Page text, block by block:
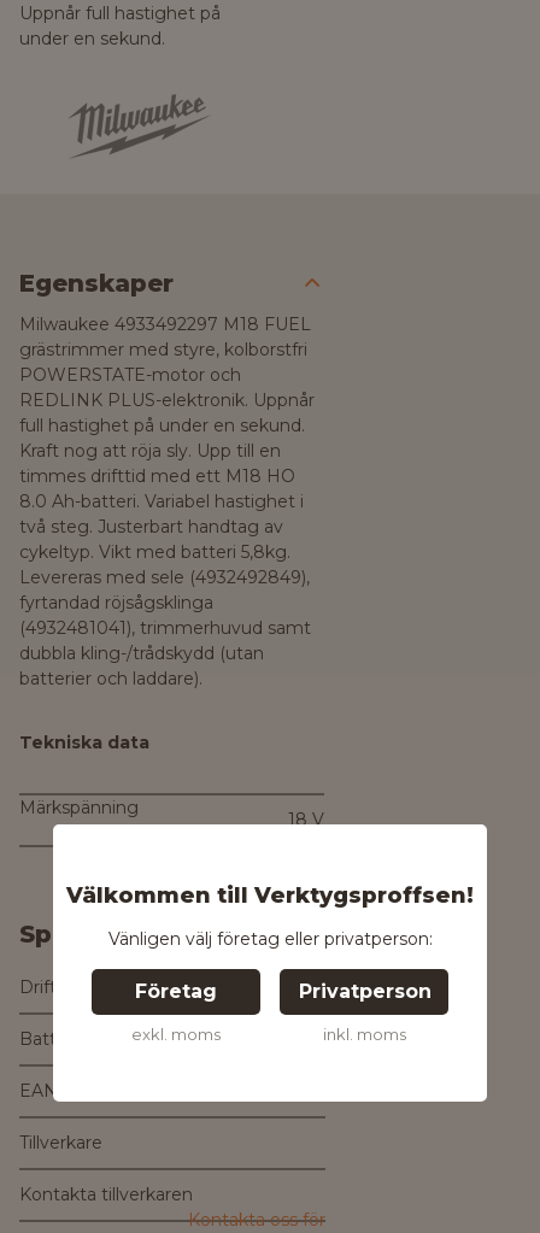
Välkommen till Verktygsproffsen!
Vänligen välj företag eller privatperson:
Företag
exkl. moms
Privatperson
inkl. moms
Uppnår full hastighet på
under en sekund.
Egenskaper
Milwaukee 4933492297 M18 FUEL
grästrimmer med styre, kolborstfri
POWERSTATE-motor och
REDLINK PLUS-elektronik. Uppnår
full hastighet på under en sekund.
Kraft nog att röja sly. Upp till en
timmes drifttid med ett M18 HO
8.0 Ah-batteri. Variabel hastighet i
två steg. Justerbart handtag av
cykeltyp. Vikt med batteri 5,8kg.
Levereras med sele (4932492849),
fyrtandad röjsågsklinga
(4932481041), trimmerhuvud samt
dubbla kling-/trådskydd (utan
batterier och laddare).
Tekniska data
Märkspänning
18 V
Specifikationer
Drifttyp Batteridriven
Batteri ingår Nej
EAN
Tillverkare
Kontakta tillverkaren
Kontakta oss för